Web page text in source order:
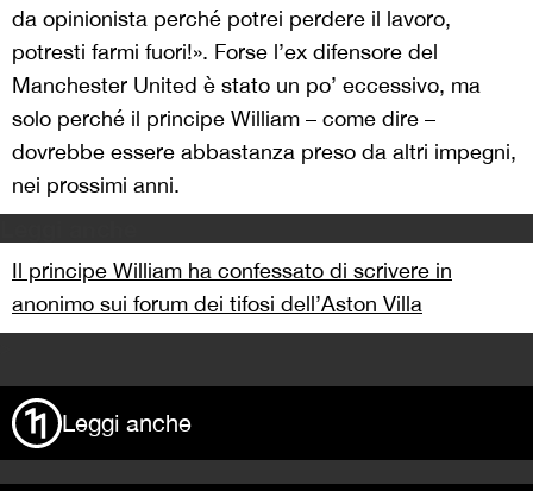
da opinionista perché potrei perdere il lavoro,
potresti farmi fuori!». Forse l’ex difensore del
Manchester United è stato un po’ eccessivo, ma
solo perché il principe William – come dire –
dovrebbe essere abbastanza preso da altri impegni,
nei prossimi anni.
Il principe William ha confessato di scrivere in
anonimo sui forum dei tifosi dell’Aston Villa
Leggi anche